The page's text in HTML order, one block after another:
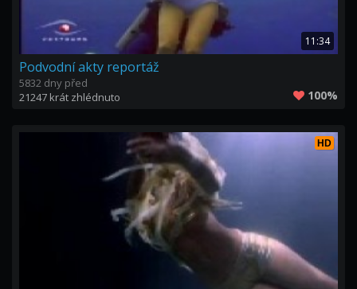
11:34
Podvodní akty reportáž
5832 dny před
21247 krát zhlédnuto
100%
HD